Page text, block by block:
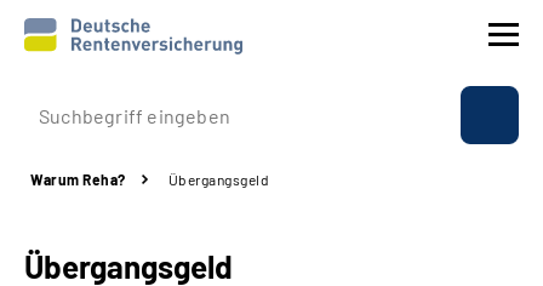
Prävention
Rente
Warum Reha? Übergangsgeld
Übergangsgeld